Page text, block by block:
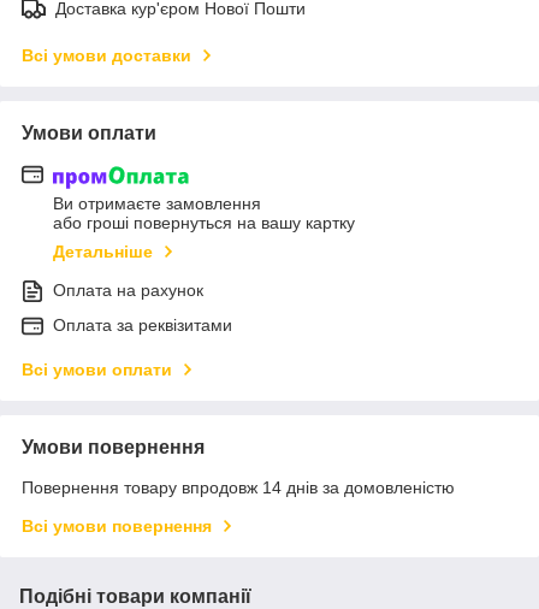
Доставка кур'єром Нової Пошти
Всі умови доставки
Умови оплати
Ви отримаєте замовлення
або гроші повернуться на вашу картку
Детальніше
Оплата на рахунок
Оплата за реквізитами
Всі умови оплати
Умови повернення
Повернення товару впродовж 14 днів за домовленістю
Всі умови повернення
Подібні товари компанії